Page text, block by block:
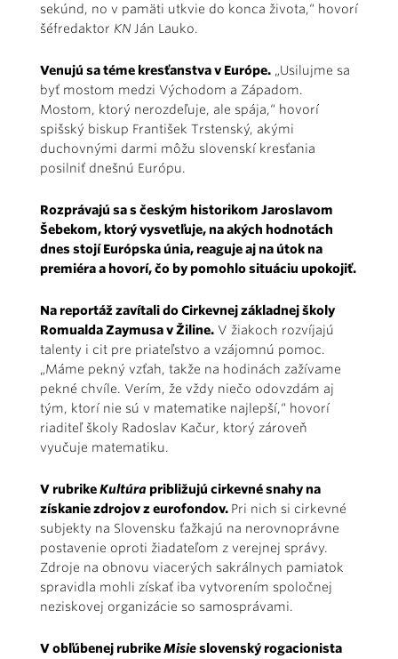
sekúnd, no v pamäti utkvie do konca života,“ hovorí
šéfredaktor KN Ján Lauko.
Venujú sa téme kresťanstva v Európe. „Usilujme sa
byť mostom medzi Východom a Západom.
Mostom, ktorý nerozdeľuje, ale spája,“ hovorí
spišský biskup František Trstenský, akými
duchovnými darmi môžu slovenskí kresťania
posilniť dnešnú Európu.
Rozprávajú sa s českým historikom Jaroslavom
Šebekom, ktorý vysvetľuje, na akých hodnotách
dnes stojí Európska únia, reaguje aj na útok na
premiéra a hovorí, čo by pomohlo situáciu upokojiť.
Na reportáž zavítali do Cirkevnej základnej školy
Romualda Zaymusa v Žiline. V žiakoch rozvíjajú
talenty i cit pre priateľstvo a vzájomnú pomoc.
„Máme pekný vzťah, takže na hodinách zažívame
pekné chvíle. Verím, že vždy niečo odovzdám aj
tým, ktorí nie sú v matematike najlepší,“ hovorí
riaditeľ školy Radoslav Kačur, ktorý zároveň
vyučuje matematiku.
V rubrikeKultúra približujú cirkevné snahy na
získanie zdrojov z eurofondov. Pri nich si cirkevné
subjekty na Slovensku ťažkajú na nerovnoprávne
postavenie oproti žiadateľom z verejnej správy.
Zdroje na obnovu viacerých sakrálnych pamiatok
spravidla mohli získať iba vytvorením spoločnej
neziskovej organizácie so samosprávami.
V obľúbenej rubrikeMisieslovenský rogacionista